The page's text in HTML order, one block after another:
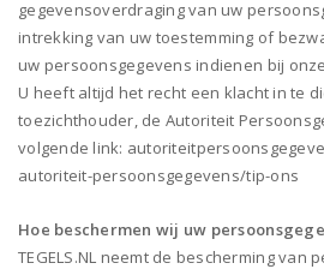
gegevensoverdraging van uw
intrekking van uw toestemming of
uw persoonsgegevens indienen bij
U heeft altijd het recht een klacht in te
toezichthouder, de Autoriteit
volgende link:
autoriteit-persoonsgegevens/tip-ons
Hoe beschermen wij uw
TEGELS.NL neemt de bescherming van